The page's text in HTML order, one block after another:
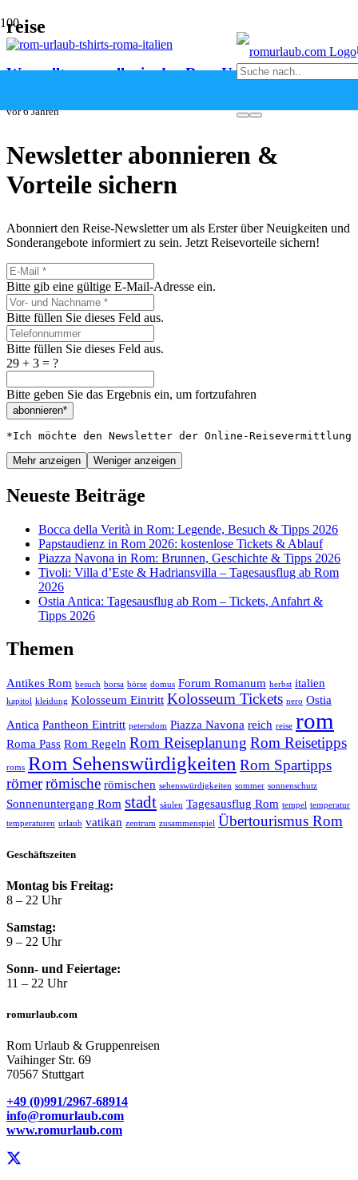
reise
Was sollte man alles in den Rom Urlaub
vor 6 Jahren
Newsletter abonnieren &
Vorteile sichern
Abonniert den Reise-Newsletter um als Erster über Neuigkeiten und
Sonderangebote informiert zu sein. Jetzt Reisevorteile sichern!
Bitte gib eine gültige E-Mail-Adresse ein.
Bitte füllen Sie dieses Feld aus.
Bitte füllen Sie dieses Feld aus.
29 + 3 = ?
Bitte geben Sie das Ergebnis ein, um fortzufahren
abonnieren*
*Ich möchte den Newsletter der Online-
Mehr anzeigen Weniger anzeigen
Neueste Beiträge
Bocca della Verità in Rom: Legende, Besuch & Tipps 2026
Papstaudienz in Rom 2026: kostenlose Tickets & Ablauf
Piazza Navona in Rom: Brunnen, Geschichte & Tipps 2026
Tivoli: Villa d’Este & Hadriansvilla – Tagesausflug ab Rom
2026
Ostia Antica: Tagesausflug ab Rom – Tickets, Anfahrt &
Tipps 2026
Themen
Antikes Rom besuch borsa börse domus Forum Romanum herbst italien
kapitol kleidung Kolosseum Eintritt Kolosseum Tickets nero Ostia
Antica Pantheon Eintritt petersdom Piazza Navona reich reise rom
Roma Pass Rom Regeln Rom Reiseplanung Rom Reisetipps
roms Rom Sehenswürdigkeiten Rom Spartipps
römerrömische römischen sehenswürdigkeiten sommer sonnenschutz
Sonnenuntergang Rom stadt säulen Tagesausflug Rom tempel temperatur
temperaturen urlaub vatikan zentrum zusammenspiel Übertourismus Rom
Geschäftszeiten
Montag bis Freitag:
8 – 22 Uhr
Samstag:
9 – 22 Uhr
Sonn- und Feiertage:
11 – 22 Uhr
romurlaub.com
Rom Urlaub & Gruppenreisen
Vaihinger Str. 69
70567 Stuttgart
+49 (0)991/2967-68914
info@romurlaub.com
www.romurlaub.com